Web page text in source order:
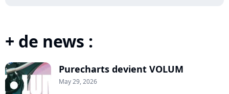
+ de news :
Purecharts devient VOLUM
May 29, 2026